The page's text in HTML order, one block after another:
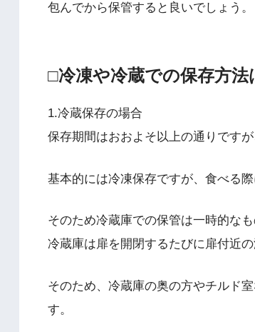
包んでから保管すると良いでしょう。
□冷凍や冷蔵での保存方
1.冷蔵保存の場合
保存期間はおおよそ以上の通りです
基本的には冷凍保存ですが、食べる
そのため冷蔵庫での保管は一時的な
冷蔵庫は扉を開閉するたびに扉付近
そのため、冷蔵庫の奥の方やチルド
す。